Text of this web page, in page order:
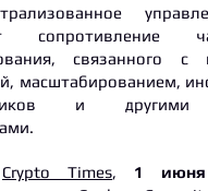
сопротивление
связанного с
масштабированием,
и другими
Crypto Times, 1